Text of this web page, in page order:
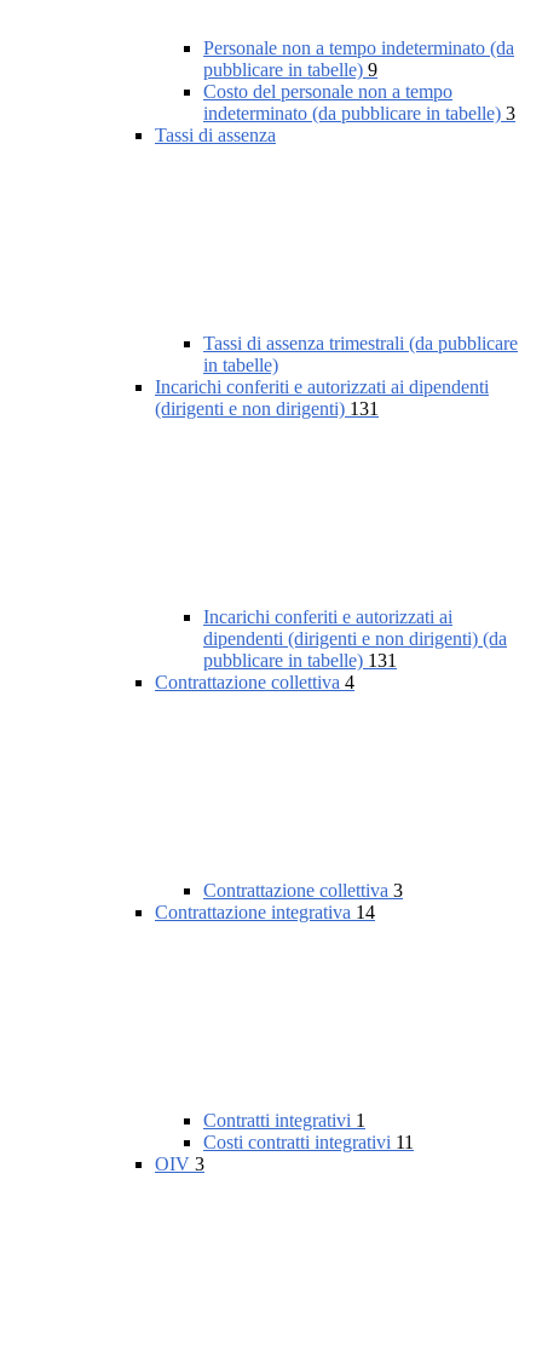
Personale non a tempo indeterminato (da
pubblicare in tabelle) 9
Costo del personale non a tempo
indeterminato (da pubblicare in tabelle) 3
Tassi di assenza
Tassi di assenza trimestrali (da pubblicare
in tabelle)
Incarichi conferiti e autorizzati ai dipendenti
(dirigenti e non dirigenti) 131
Incarichi conferiti e autorizzati ai
dipendenti (dirigenti e non dirigenti) (da
pubblicare in tabelle) 131
Contrattazione collettiva 4
Contrattazione collettiva 3
Contrattazione integrativa 14
Contratti integrativi 1
Costi contratti integrativi 11
OIV 3